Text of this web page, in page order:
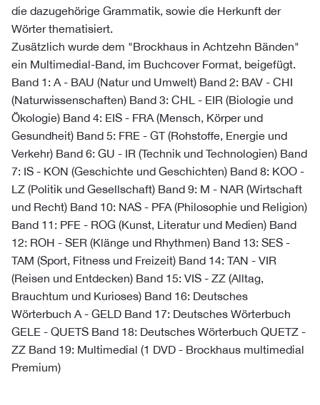
die dazugehörige Grammatik, sowie die Herkunft der
Wörter thematisiert.
Zusätzlich wurde dem "Brockhaus in Achtzehn Bänden"
ein Multimedial-Band, im Buchcover Format, beigefügt.
Band 1: A - BAU (Natur und Umwelt) Band 2: BAV - CHI
(Naturwissenschaften) Band 3: CHL - EIR (Biologie und
Ökologie) Band 4: EIS - FRA (Mensch, Körper und
Gesundheit) Band 5: FRE - GT (Rohstoffe, Energie und
Verkehr) Band 6: GU - IR (Technik und Technologien) Band
7: IS - KON (Geschichte und Geschichten) Band 8: KOO -
LZ (Politik und Gesellschaft) Band 9: M - NAR (Wirtschaft
und Recht) Band 10: NAS - PFA (Philosophie und Religion)
Band 11: PFE - ROG (Kunst, Literatur und Medien) Band
12: ROH - SER (Klänge und Rhythmen) Band 13: SES -
TAM (Sport, Fitness und Freizeit) Band 14: TAN - VIR
(Reisen und Entdecken) Band 15: VIS - ZZ (Alltag,
Brauchtum und Kurioses) Band 16: Deutsches
Wörterbuch A - GELD Band 17: Deutsches Wörterbuch
GELE - QUETS Band 18: Deutsches Wörterbuch QUETZ -
ZZ Band 19: Multimedial (1 DVD - Brockhaus multimedial
Premium)